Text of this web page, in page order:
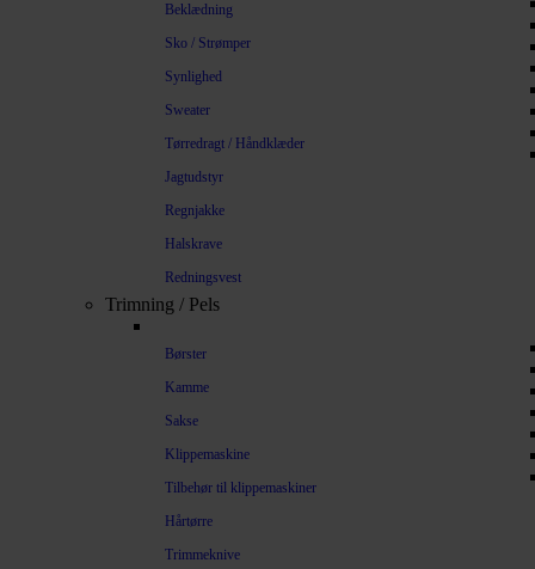
Beklædning
Sko / Strømper
Synlighed
Sweater
Tørredragt / Håndklæder
Jagtudstyr
Regnjakke
Halskrave
Redningsvest
Trimning / Pels
Børster
Kamme
Sakse
Klippemaskine
Tilbehør til klippemaskiner
Hårtørre
Trimmeknive